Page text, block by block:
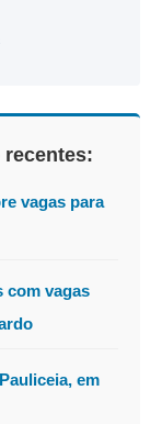
recentes:
vagas para
com vagas
em